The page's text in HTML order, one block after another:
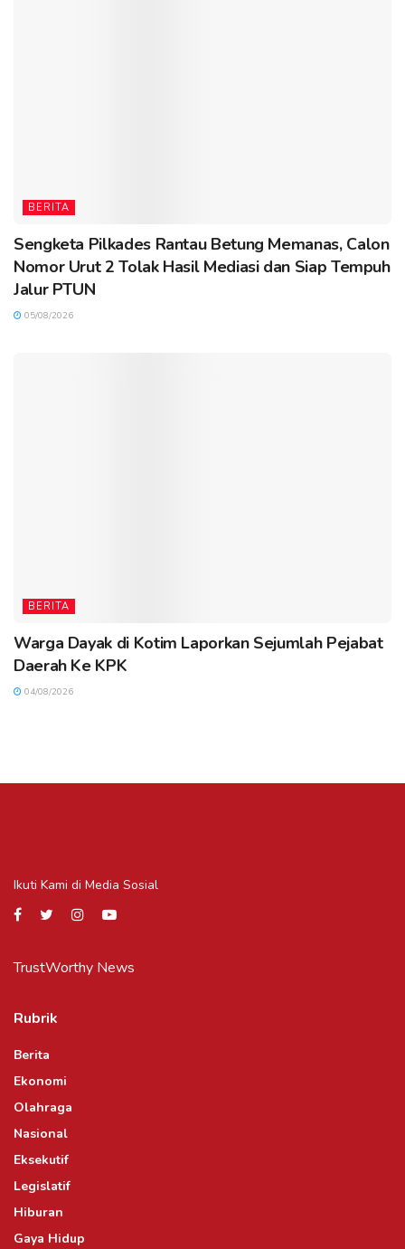
BERITA
Sengketa Pilkades Rantau Betung Memanas, Calon
Nomor Urut 2 Tolak Hasil Mediasi dan Siap Tempuh
Jalur PTUN
05/08/2026
BERITA
Warga Dayak di Kotim Laporkan Sejumlah Pejabat
Daerah Ke KPK
04/08/2026
Ikuti Kami di Media Sosial
TrustWorthy News
Rubrik
Berita
Ekonomi
Olahraga
Nasional
Eksekutif
Legislatif
Hiburan
Gaya Hidup